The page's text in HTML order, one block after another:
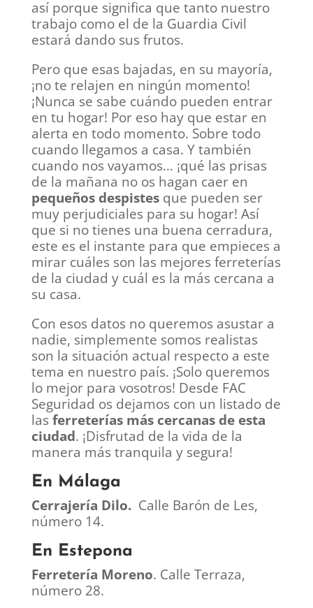
así porque significa que tanto nuestro
trabajo como el de la Guardia Civil
estará dando sus frutos.
Pero que esas bajadas, en su mayoría,
¡no te relajen en ningún momento!
¡Nunca se sabe cuándo pueden entrar
en tu hogar! Por eso hay que estar en
alerta en todo momento. Sobre todo
cuando llegamos a casa. Y también
cuando nos vayamos… ¡qué las prisas
de la mañana no os hagan caer en
pequeños despistesque pueden ser
muy perjudiciales para su hogar! Así
que si no tienes una buena cerradura,
este es el instante para que empieces a
mirar cuáles son las mejores ferreterías
de la ciudad y cuál es la más cercana a
su casa.
Con esos datos no queremos asustar a
nadie, simplemente somos realistas
son la situación actual respecto a este
tema en nuestro país. ¡Solo queremos
lo mejor para vosotros! Desde FAC
Seguridad os dejamos con un listado de
lasferreterías más cercanas de esta
ciudad. ¡Disfrutad de la vida de la
manera más tranquila y segura!
En Málaga
Cerrajería Dilo. Calle Barón de Les,
número 14.
En Estepona
Ferretería Moreno. Calle Terraza,
número 28.